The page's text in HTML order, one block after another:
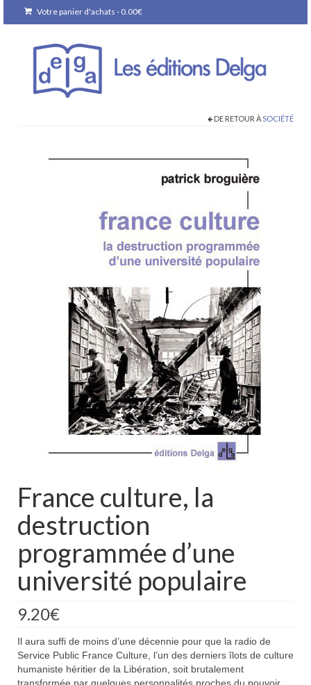
Votre panier d'achats - 0.00€
DE RETOUR À SOCIÉTÉ
France culture, la
destruction
programmée d’une
université populaire
9.20€
Il aura suffi de moins d’une décennie pour que la radio de
Service Public France Culture, l’un des derniers îlots de culture
humaniste héritier de la Libération, soit brutalement